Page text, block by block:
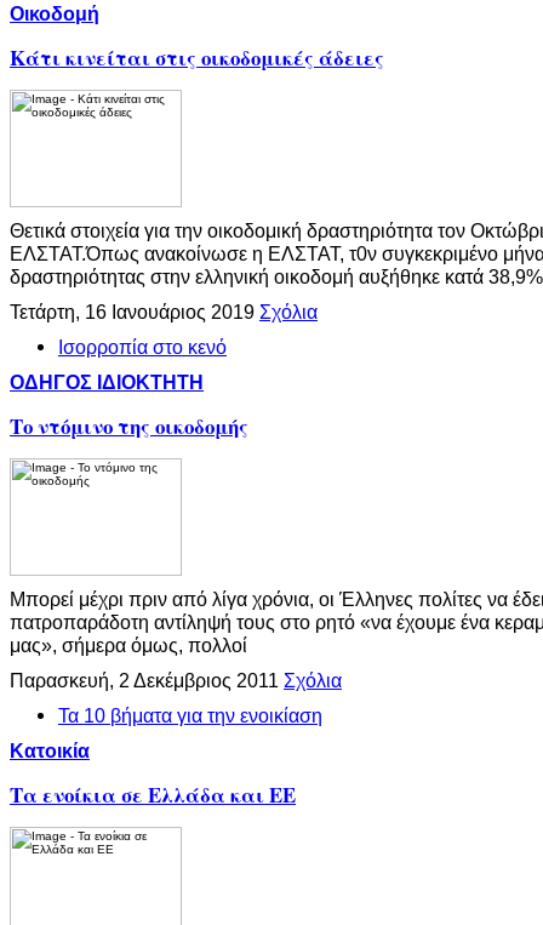
Οικοδομή
Κάτι κινείται στις οικοδομικές άδειες
Θετικά στοιχεία για την οικοδομική δραστηριότητα τον
ΕΛΣΤΑΤ.Όπως ανακοίνωσε η ΕΛΣΤΑΤ, τ0ν συγκεκριμένο μήνα
δραστηριότητας στην ελληνική οικοδομή αυξήθηκε κατά
Τετάρτη, 16 Ιανουάριος 2019 Σχόλια
Ισορροπία στο κενό
ΟΔΗΓΟΣ ΙΔΙΟΚΤΗΤΗ
Το ντόμινο της οικοδομής
Μπορεί μέχρι πριν από λίγα χρόνια, οι Έλληνες πολίτες να
πατροπαράδοτη αντίληψή τους στο ρητό «να έχουμε ένα
μας», σήμερα όμως, πολλοί
Παρασκευή, 2 Δεκέμβριος 2011 Σχόλια
Τα 10 βήματα για την ενοικίαση
Κατοικία
Τα ενοίκια σε Ελλάδα και ΕΕ